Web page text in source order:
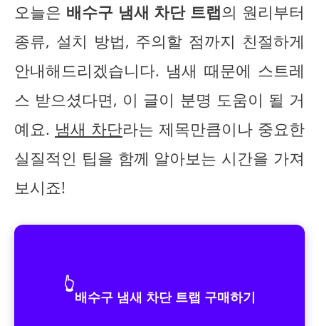
오늘은 배수구 냄새 차단 트랩의 원리부터
종류, 설치 방법, 주의할 점까지 친절하게
안내해드리겠습니다. 냄새 때문에 스트레
스 받으셨다면, 이 글이 분명 도움이 될 거
예요. 냄새 차단라는 제목만큼이나 중요한
실질적인 팁을 함께 알아보는 시간을 가져
보시죠!
👆
배수구 냄새 차단 트랩 구매하기